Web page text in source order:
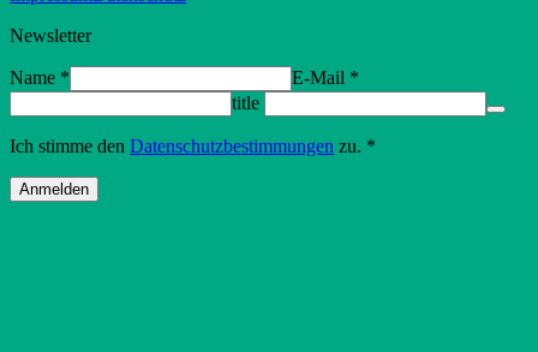
Newsletter
Name * E-Mail *
title
Ich stimme den Datenschutzbestimmungen zu. *
Anmelden